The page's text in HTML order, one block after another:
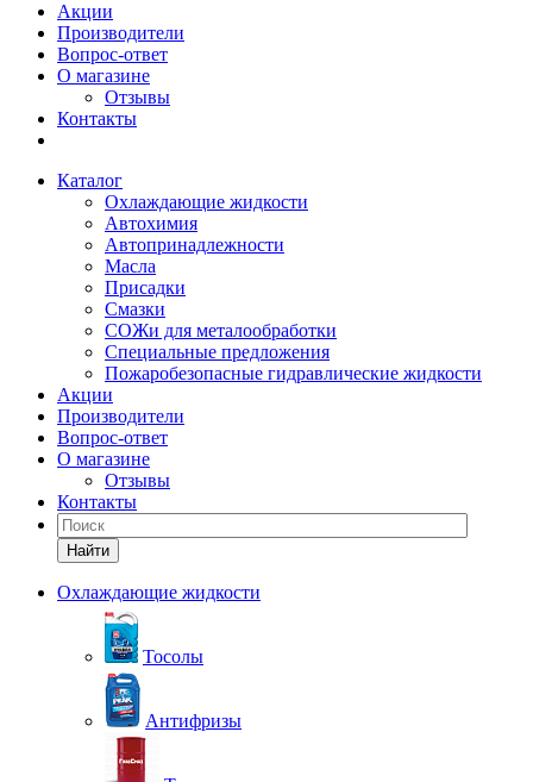
Акции
Производители
Вопрос-ответ
О магазине
Отзывы
Контакты
Каталог
Охлаждающие жидкости
Автохимия
Автопринадлежности
Масла
Присадки
Смазки
СОЖи для металообработки
Специальные предложения
Пожаробезопасные гидравлические жидкости
Акции
Производители
Вопрос-ответ
О магазине
Отзывы
Контакты
Найти
Охлаждающие жидкости
Тосолы
Антифризы